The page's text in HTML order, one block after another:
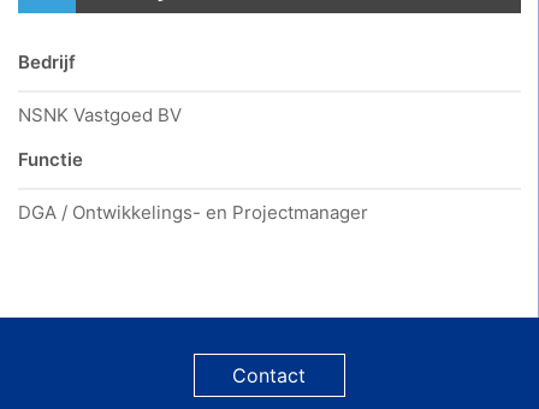
Bedrijf
NSNK Vastgoed BV
Functie
DGA / Ontwikkelings- en Projectmanager
Contact